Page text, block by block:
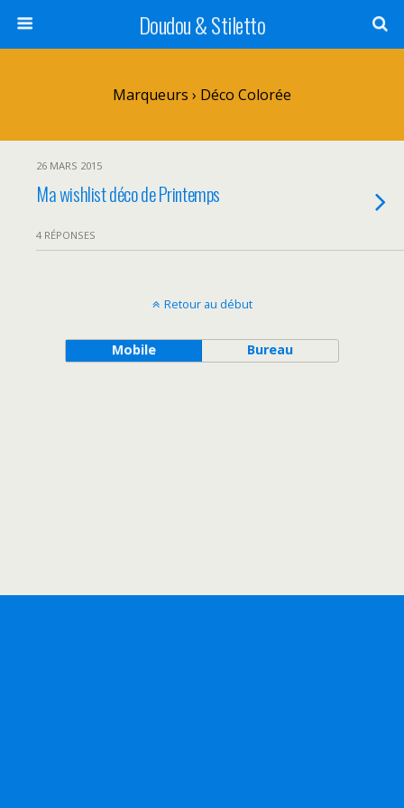
Doudou & Stiletto
Marqueurs › Déco Colorée
26 MARS 2015
Ma wishlist déco de Printemps
4 RÉPONSES
Retour au début
Mobile Bureau